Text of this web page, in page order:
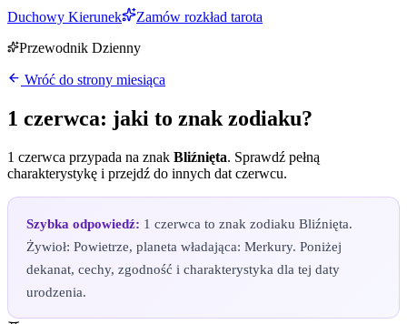
Duchowy Kierunek
Zamów rozkład tarota
Przewodnik Dzienny
Wróć do strony miesiąca
1 czerwca: jaki to znak zodiaku?
1 czerwca przypada na znak Bliźnięta. Sprawdź pełną
charakterystykę i przejdź do innych dat czerwcu.
Szybka odpowiedź: 1 czerwca to znak zodiaku Bliźnięta.
Żywioł: Powietrze, planeta władająca: Merkury. Poniżej
dekanat, cechy, zgodność i charakterystyka dla tej daty
urodzenia.